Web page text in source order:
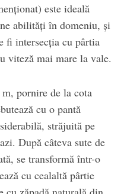
este ideală
abilități în domeniu, și
fi intersecția cu pârtia
viteză mai mare la vale.
pornire de la cota
cu o pantă
străjuită pe
După câteva sute de
se transformă într-o
cu cealaltă pârtie